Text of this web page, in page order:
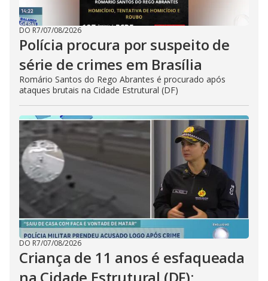
DO R7/07/08/2026
Polícia procura por suspeito de
série de crimes em Brasília
Romário Santos do Rego Abrantes é procurado após
ataques brutais na Cidade Estrutural (DF)
DO R7/07/08/2026
Criança de 11 anos é esfaqueada